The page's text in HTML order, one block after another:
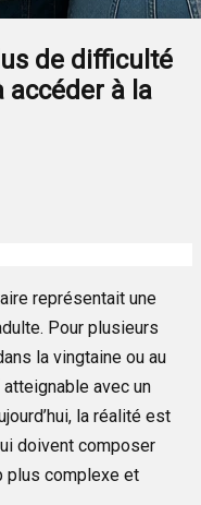
de difficulté
accéder à la
représentait une
Pour plusieurs
la vingtaine ou au
avec un
la réalité est
doivent composer
plus complexe et